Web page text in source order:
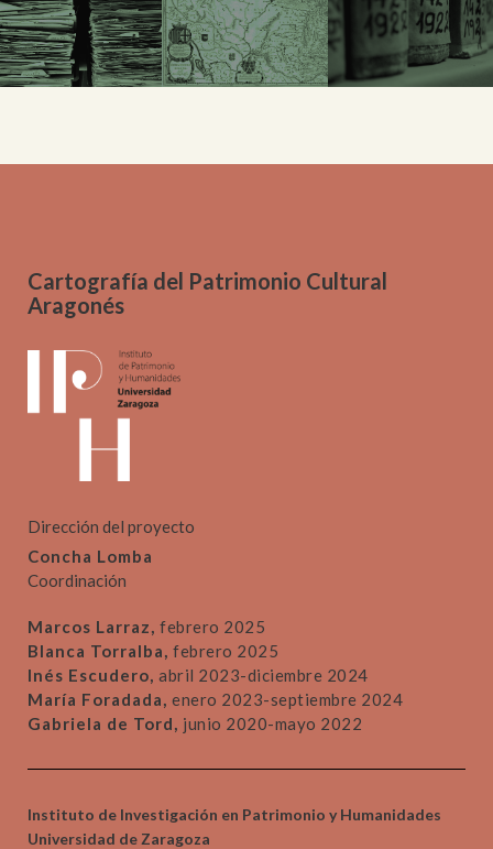
Cartografía del Patrimonio Cultural
Aragonés
Dirección del proyecto
Concha Lomba
Coordinación
Marcos Larraz, febrero 2025
Blanca Torralba, febrero 2025
Inés Escudero, abril 2023-diciembre 2024
María Foradada, enero 2023-septiembre 2024
Gabriela de Tord, junio 2020-mayo 2022
Instituto de Investigación en Patrimonio y Humanidades
Universidad de Zaragoza